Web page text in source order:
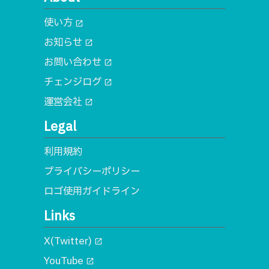
使い方 open_in_new
お知らせ open_in_new
お問い合わせ open_in_new
チェンジログ open_in_new
運営会社 open_in_new
Legal
利用規約
プライバシーポリシー
ロゴ使用ガイドライン
Links
X(Twitter) open_in_new
YouTube open_in_new